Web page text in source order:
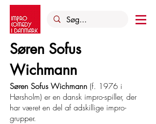
Søren Sofus
Wichmann
Søren Sofus Wichmann (f. 1976 i
Hørsholm) er en dansk impro-spiller, der
har været en del af adskillige impro-
grupper.